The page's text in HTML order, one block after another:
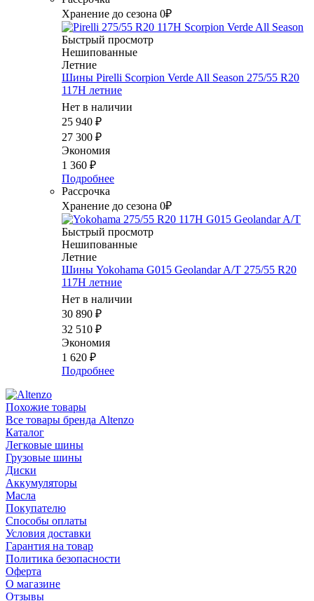
Хранение до сезона 0₽
Быстрый просмотр
Нешипованные
Летние
Шины Pirelli Scorpion Verde All Season 275/55 R20
117H летние
Нет в наличии
25 940 ₽
27 300 ₽
Экономия
1 360 ₽
Подробнее
Рассрочка
Хранение до сезона 0₽
Быстрый просмотр
Нешипованные
Летние
Шины Yokohama G015 Geolandar A/T 275/55 R20
117H летние
Нет в наличии
30 890 ₽
32 510 ₽
Экономия
1 620 ₽
Подробнее
Похожие товары
Все товары бренда Altenzo
Каталог
Легковые шины
Грузовые шины
Диски
Аккумуляторы
Масла
Покупателю
Способы оплаты
Условия доставки
Гарантия на товар
Политика безопасности
Оферта
О магазине
Отзывы